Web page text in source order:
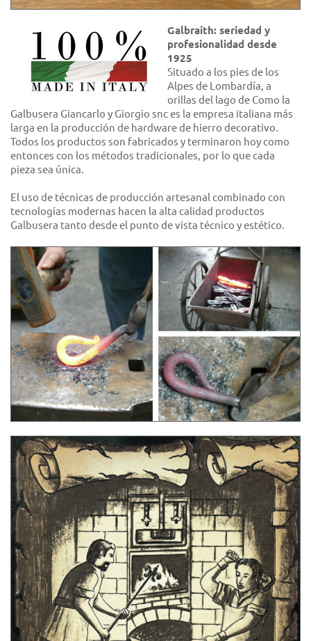
Galbraith: seriedad y
profesionalidad desde
1925
Situado a los pies de los
Alpes de Lombardía, a
orillas del lago de Como la
Galbusera Giancarlo y Giorgio snc es la empresa italiana más
larga en la producción de hardware de hierro decorativo.
Todos los productos son fabricados y terminaron hoy como
entonces con los métodos tradicionales, por lo que cada
pieza sea única.
El uso de técnicas de producción artesanal combinado con
tecnologías modernas hacen la alta calidad productos
Galbusera tanto desde el punto de vista técnico y estético.